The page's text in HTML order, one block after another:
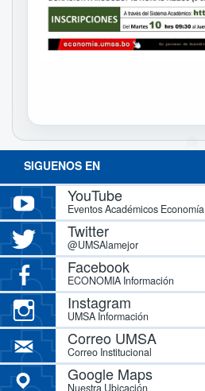
SIGUENOS EN
YouTube
Eventos Académicos Economía
Twitter
@UMSAlamejor
Facebook
ECONOMIA Información
Instagram
UMSA Información
Correo UMSA
Correo Institucional
Google Maps
Nuestra Ubicación